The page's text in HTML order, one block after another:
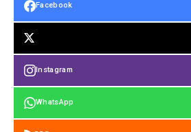
Facebook
Instagram
WhatsApp